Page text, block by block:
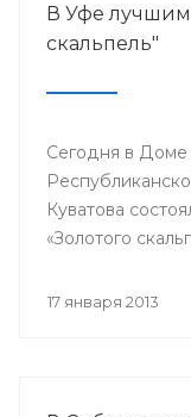
В Уфе лучшим
скальпель"
Сегодня в Доме
Куватова
«Золотого
17 января 2013